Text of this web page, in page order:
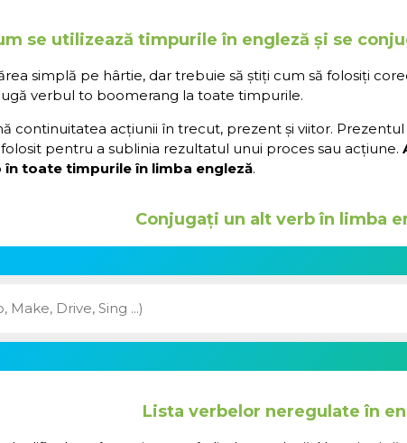
se utilizează timpurile în engleză și se
simplă pe hârtie, dar trebuie să știți cum să folosiți
verbul to boomerang la toate timpurile.
continuitatea acțiunii în trecut, prezent și viitor.
pentru a sublinia rezultatul unui proces sau acțiune.
toate timpurile în limba engleză.
Conjugați un alt verb în limba
Lista verbelor neregulate în